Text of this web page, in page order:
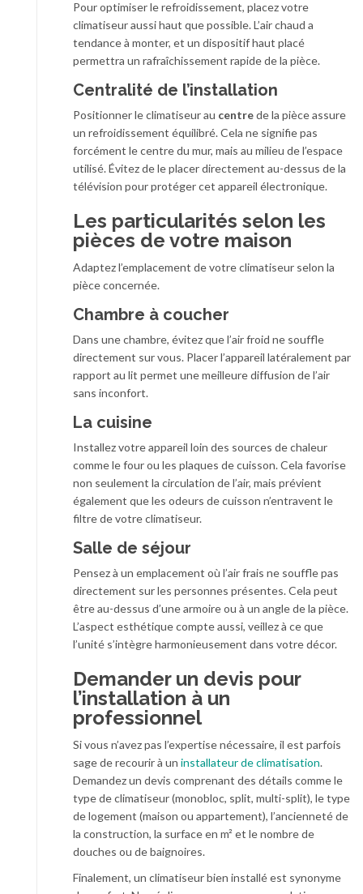
Pour optimiser le refroidissement, placez votre
climatiseur aussi haut que possible. L’air chaud a
tendance à monter, et un dispositif haut placé
permettra un rafraîchissement rapide de la pièce.
Centralité de l’installation
Positionner le climatiseur au centrede la pièce assure
un refroidissement équilibré. Cela ne signifie pas
forcément le centre du mur, mais au milieu de l’espace
utilisé. Évitez de le placer directement au-dessus de la
télévision pour protéger cet appareil électronique.
Les particularités selon les
pièces de votre maison
Adaptez l’emplacement de votre climatiseur selon la
pièce concernée.
Chambre à coucher
Dans une chambre, évitez que l’air froid ne souffle
directement sur vous. Placer l’appareil latéralement par
rapport au lit permet une meilleure diffusion de l’air
sans inconfort.
La cuisine
Installez votre appareil loin des sources de chaleur
comme le four ou les plaques de cuisson. Cela favorise
non seulement la circulation de l’air, mais prévient
également que les odeurs de cuisson n’entravent le
filtre de votre climatiseur.
Salle de séjour
Pensez à un emplacement où l’air frais ne souffle pas
directement sur les personnes présentes. Cela peut
être au-dessus d’une armoire ou à un angle de la pièce.
L’aspect esthétique compte aussi, veillez à ce que
l’unité s’intègre harmonieusement dans votre décor.
Demander un devis pour
l’installation à un
professionnel
Si vous n’avez pas l’expertise nécessaire, il est parfois
sage de recourir à un installateur de climatisation.
Demandez un devis comprenant des détails comme le
type de climatiseur (monobloc, split, multi-split), le type
de logement (maison ou appartement), l’ancienneté de
la construction, la surface en m² et le nombre de
douches ou de baignoires.
Finalement, un climatiseur bien installé est synonyme